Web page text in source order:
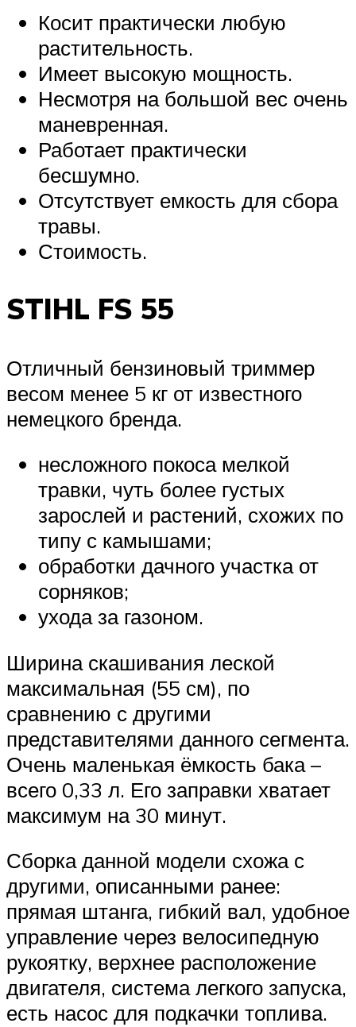
Косит практически любую
растительность.
Имеет высокую мощность.
Несмотря на большой вес очень
маневренная.
Работает практически
бесшумно.
Отсутствует емкость для сбора
травы.
Стоимость.
STIHL FS 55
Отличный бензиновый триммер
весом менее 5 кг от известного
немецкого бренда.
несложного покоса мелкой
травки, чуть более густых
зарослей и растений, схожих по
типу с камышами;
обработки дачного участка от
сорняков;
ухода за газоном.
Ширина скашивания леской
максимальная (55 см), по
сравнению с другими
представителями данного сегмента.
Очень маленькая ёмкость бака –
всего 0,33 л. Его заправки хватает
максимум на 30 минут.
Сборка данной модели схожа с
другими, описанными ранее:
прямая штанга, гибкий вал, удобное
управление через велосипедную
рукоятку, верхнее расположение
двигателя, система легкого запуска,
есть насос для подкачки топлива.